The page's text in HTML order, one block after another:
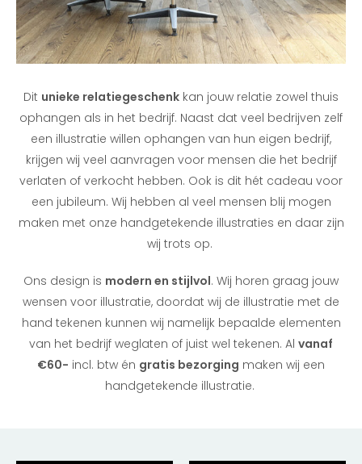
Dit unieke relatiegeschenk kan jouw relatie zowel thuis
ophangen als in het bedrijf. Naast dat veel bedrijven zelf
een illustratie willen ophangen van hun eigen bedrijf,
krijgen wij veel aanvragen voor mensen die het bedrijf
verlaten of verkocht hebben. Ook is dit hét cadeau voor
een jubileum. Wij hebben al veel mensen blij mogen
maken met onze handgetekende illustraties en daar zijn
wij trots op.
Ons design is modern en stijlvol. Wij horen graag jouw
wensen voor illustratie, doordat wij de illustratie met de
hand tekenen kunnen wij namelijk bepaalde elementen
van het bedrijf weglaten of juist wel tekenen. Al vanaf
€60- incl. btw én gratis bezorging maken wij een
handgetekende illustratie.